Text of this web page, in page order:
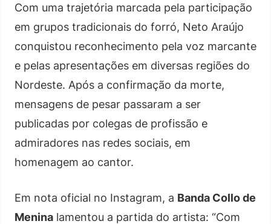
Com uma trajetória marcada pela participação
em grupos tradicionais do forró, Neto Araújo
conquistou reconhecimento pela voz marcante
e pelas apresentações em diversas regiões do
Nordeste. Após a confirmação da morte,
mensagens de pesar passaram a ser
publicadas por colegas de profissão e
admiradores nas redes sociais, em
homenagem ao cantor.
Em nota oficial no Instagram, a Banda Collo de
Menina lamentou a partida do artista: “Com